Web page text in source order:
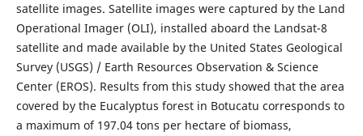
satellite images. Satellite images were captured by the Land
Operational Imager (OLI), installed aboard the Landsat-8
satellite and made available by the United States Geological
Survey (USGS) / Earth Resources Observation & Science
Center (EROS). Results from this study showed that the area
covered by the Eucalyptus forest in Botucatu corresponds to
a maximum of 197.04 tons per hectare of biomass,